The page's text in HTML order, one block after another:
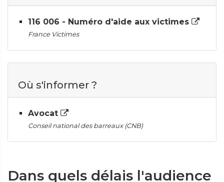
116 006 - Numéro d'aide aux victimes
France Victimes
Où s'informer ?
Avocat
Conseil national des barreaux (CNB)
Dans quels délais l'audience